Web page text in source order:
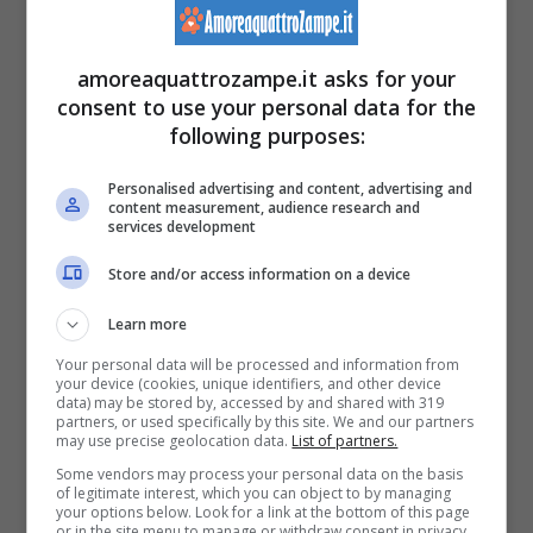
(Foto Pixabay)
In primo luogo, occorrerispettare il proprio
pelosetto, assecondando non solo i nostri
amoreaquattrozampe.it asks for your
consent to use your personal data for the
following purposes:
Personalised advertising and content, advertising and
content measurement, audience research and
services development
Store and/or access information on a device
Learn more
Your personal data will be processed and information from
your device (cookies, unique identifiers, and other device
data) may be stored by, accessed by and shared with 319
partners, or used specifically by this site. We and our partners
may use precise geolocation data. List of partners.
Some vendors may process your personal data on the basis
of legitimate interest, which you can object to by managing
your options below. Look for a link at the bottom of this page